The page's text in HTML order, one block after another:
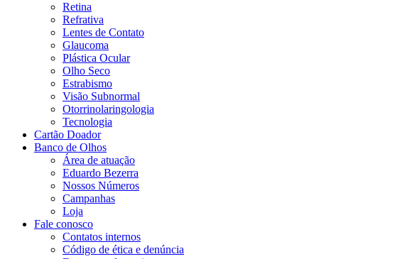
Retina
Refrativa
Lentes de Contato
Glaucoma
Plástica Ocular
Olho Seco
Estrabismo
Visão Subnormal
Otorrinolaringologia
Tecnologia
Cartão Doador
Banco de Olhos
Área de atuação
Eduardo Bezerra
Nossos Números
Campanhas
Loja
Fale conosco
Contatos internos
Código de ética e denúncia